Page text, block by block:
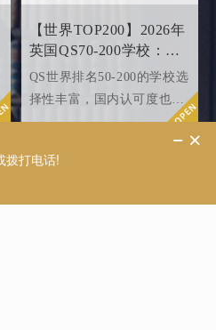
【世界TOP200】2026年
英国QS70-200学校：申
请条件大盘点
QS世界排名50-200的学校选
择性丰富，国内认可度也很
高，所以今天优越就来给大
家盘点一下25fallQS前50-
000内英国院校的申请条件